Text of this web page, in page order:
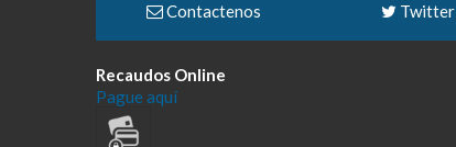
Contactenos Twitter
Recaudos Online
Pague aquí